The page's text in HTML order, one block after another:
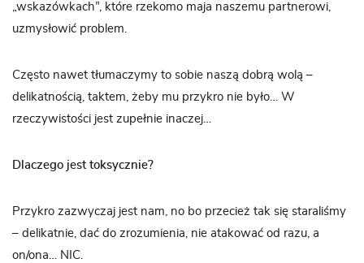
„wskazówkach”, które rzekomo maja naszemu partnerowi,
uzmysłowić problem.
Często nawet tłumaczymy to sobie naszą dobrą wolą –
delikatnością, taktem, żeby mu przykro nie było… W
rzeczywistości jest zupełnie inaczej…
Dlaczego jest toksycznie?
Przykro zazwyczaj jest nam, no bo przecież tak się staraliśmy
– delikatnie, dać do zrozumienia, nie atakować od razu, a
on/ona… NIC.